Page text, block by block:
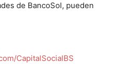
de BancoSol, pueden
CapitalSocialBS